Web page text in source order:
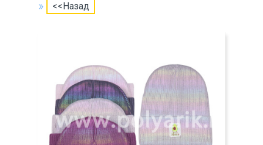
<<Назад